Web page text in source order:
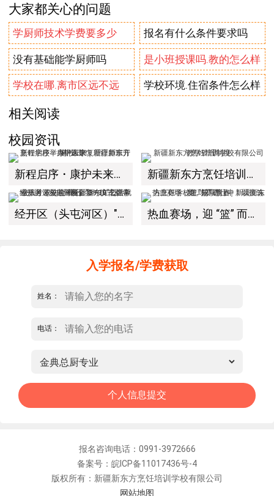
大家都关心的问题
学厨师技术学费要多少 报名有什么条件要求吗
没有基础能学厨师吗 是小班授课吗.教的怎么样
学校在哪.离市区远不远 学校环境.住宿条件怎么样
相关阅读
校园资讯
新程启序・康护未来｜新疆新东方烹饪学校举办中医康复理疗师班开幕仪式！ 新疆新东方烹饪培训学校有限公司教学管理制度
经开区（头屯河区）"3+10"公共就业服务进校园暨新疆新东方烹饪学校人才双选会+校企签约仪式圆满举行 热血赛场，迎 “篮” 而上｜新疆新东方烹饪学校篮球赛进行中！以技筑梦，乐享青春
入学报名/学费获取
姓名：
电话：
报名咨询电话：0991-3972666
备案号：皖ICP备11017436号-4
版权所有：新疆新东方烹饪培训学校有限公司
网站地图